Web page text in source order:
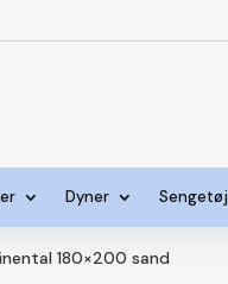
Dyner Sengetøj
180×200 sand